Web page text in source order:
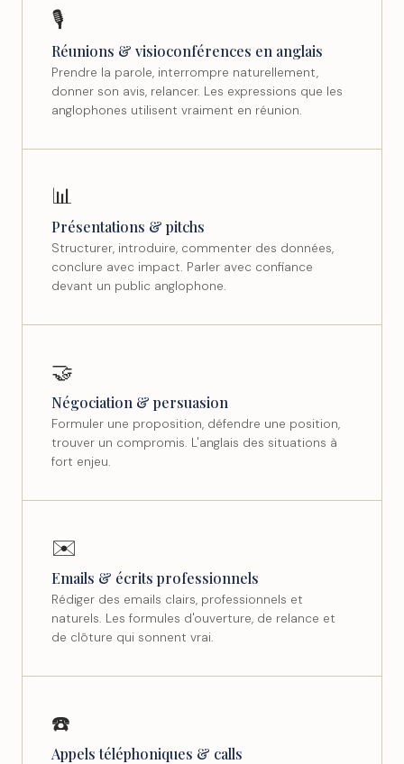
🎙️
Réunions & visioconférences en anglais
Prendre la parole, interrompre naturellement,
donner son avis, relancer. Les expressions que les
anglophones utilisent vraiment en réunion.
📊
Présentations & pitchs
Structurer, introduire, commenter des données,
conclure avec impact. Parler avec confiance
devant un public anglophone.
🤝
Négociation & persuasion
Formuler une proposition, défendre une position,
trouver un compromis. L'anglais des situations à
fort enjeu.
✉️
Emails & écrits professionnels
Rédiger des emails clairs, professionnels et
naturels. Les formules d'ouverture, de relance et
de clôture qui sonnent vrai.
☎️
Appels téléphoniques & calls